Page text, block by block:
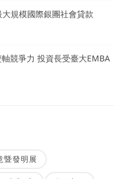
規模國際銀團社會貸款
競爭力 投資長受臺大EMBA
暨發明展